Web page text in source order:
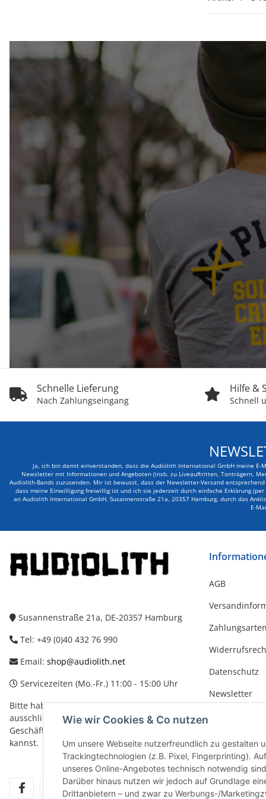
Wie wir Cookies & Co nutzen
Um unsere Webseite nutzerfreundlich zu gestalten
Trackingtechnologien (z.B. Pixel, Fingerprinting).
unseres Online-Angebotes technisch notwendig
Darüber hinaus nutzen wir jedoch auf Grundlage
Drittanbietern – und zwar zu Werbungs-/
Schnelle Lieferung
Nach Zahlungseingang
Hilfe &
Schnell
Ja, ich bin damit einverstanden, dass die Audiolith International GmbH meine E-
Newsletter mit Informationen und Angeboten (insb. zu Liveauftritten, Tonträgern,
Audiolith-Bands zuzusenden. Mir ist bewusst, dass der Newsletter-Versand
dass meine Einwilligung freiwillig ist und ich sie jederzeit durch einfache Erklärung
an Audiolith International GmbH, Susannenstraße 21a, 20357 Hamburg, durch das
E-
Susannenstraße 21a, DE-20357 Hamburg
Tel: +49 (0)40 432 76 990
Email: shop@audiolith.net
Servicezeiten (Mo.-Fr.) 11:00 - 15:00 Uhr
Bitte habe Verständnis dafür, dass Du uns
ausschließlich zu den oben genannten
Geschäftszeiten telefonisch kontaktieren
kannst.
facebookyoutubeinstagram
tiktok
AGB
Zahlungsarten
Datenschutz
Newsletter